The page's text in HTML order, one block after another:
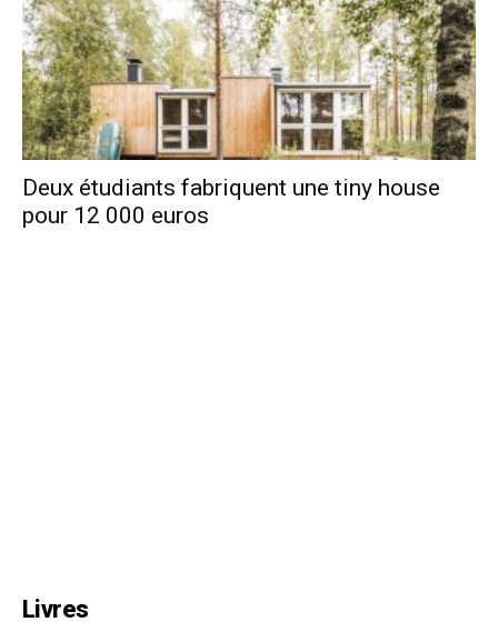
Deux étudiants fabriquent une tiny house
pour 12 000 euros
Livres